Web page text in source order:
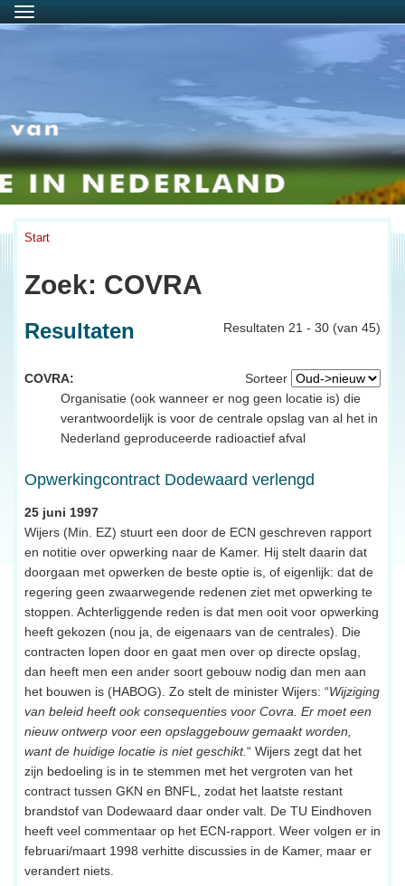
Menu
Start
Zoek: COVRA
Resultaten 21 - 30 (van 45)
Resultaten
Sorteer
COVRA:
Organisatie (ook wanneer er nog geen locatie is) die
verantwoordelijk is voor de centrale opslag van al het in
Nederland geproduceerde radioactief afval
Opwerkingcontract Dodewaard verlengd
25 juni 1997
Wijers (Min. EZ) stuurt een door de ECN geschreven rapport
en notitie over opwerking naar de Kamer. Hij stelt daarin dat
doorgaan met opwerken de beste optie is, of eigenlijk: dat de
regering geen zwaarwegende redenen ziet met opwerking te
stoppen. Achterliggende reden is dat men ooit voor opwerking
heeft gekozen (nou ja, de eigenaars van de centrales). Die
contracten lopen door en gaat men over op directe opslag,
dan heeft men een ander soort gebouw nodig dan men aan
het bouwen is (HABOG). Zo stelt de minister Wijers: “Wijziging
van beleid heeft ook consequenties voor Covra. Er moet een
nieuw ontwerp voor een opslaggebouw gemaakt worden,
want de huidige locatie is niet geschikt.“ Wijers zegt dat het
zijn bedoeling is in te stemmen met het vergroten van het
contract tussen GKN en BNFL, zodat het laatste restant
brandstof van Dodewaard daar onder valt. De TU Eindhoven
heeft veel commentaar op het ECN-rapport. Weer volgen er in
februari/maart 1998 verhitte discussies in de Kamer, maar er
verandert niets.